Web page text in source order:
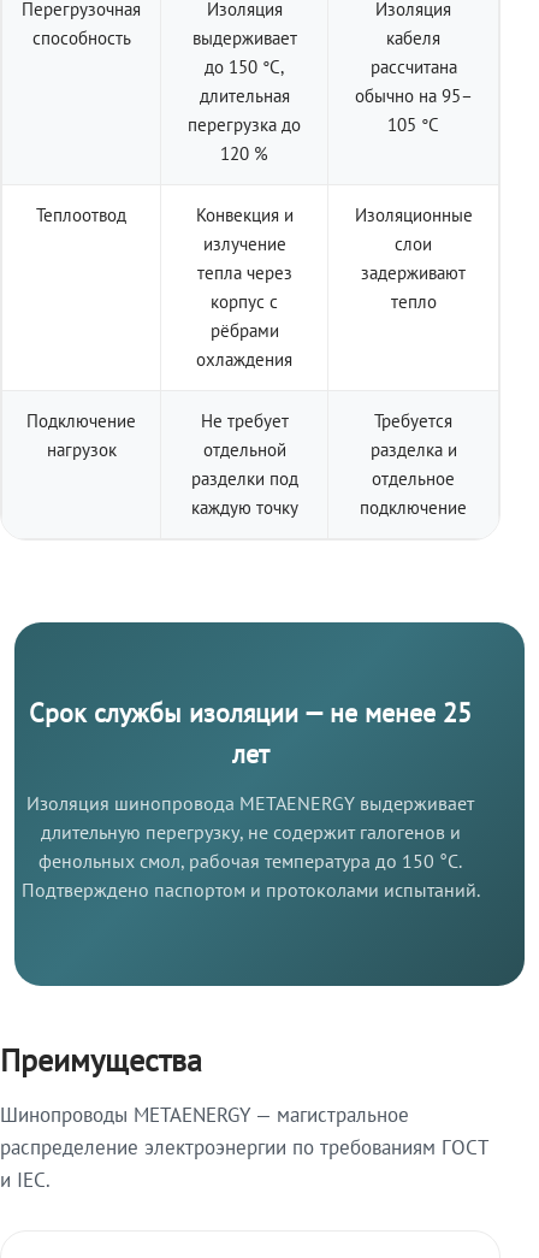
Перегрузочная
способность
Изоляция
выдерживает
до 150 °C,
длительная
перегрузка до
120 %
Изоляция
кабеля
рассчитана
обычно на 95–
105 °C
Теплоотвод
Конвекция и
излучение
тепла через
корпус с
рёбрами
охлаждения
Изоляционные
слои
задерживают
тепло
Подключение
нагрузок
Не требует
отдельной
разделки под
каждую точку
Требуется
разделка и
отдельное
подключение
Срок службы изоляции — не менее 25
лет
Изоляция шинопровода METAENERGY выдерживает
длительную перегрузку, не содержит галогенов и
фенольных смол, рабочая температура до 150 °C.
Подтверждено паспортом и протоколами испытаний.
Преимущества
Шинопроводы METAENERGY — магистральное
распределение электроэнергии по требованиям ГОСТ
и IEC.